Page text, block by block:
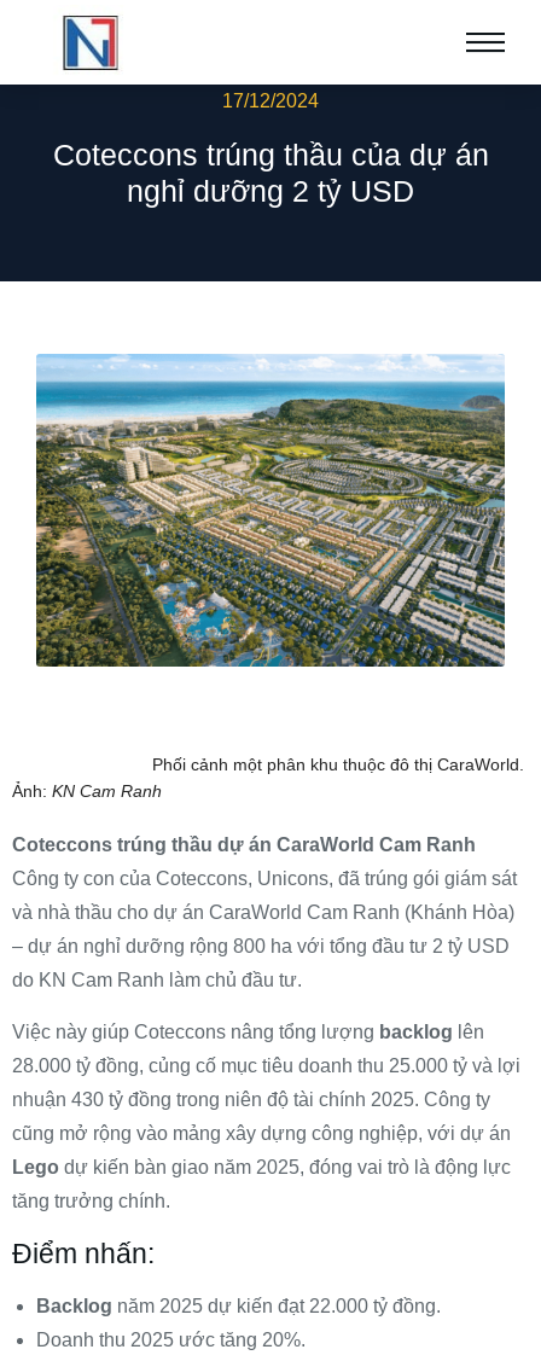
17/12/2024
Coteccons trúng thầu của dự án
nghỉ dưỡng 2 tỷ USD
Phối cảnh một phân khu thuộc đô thị CaraWorld.
Ảnh: KN Cam Ranh
Coteccons trúng thầu dự án CaraWorld Cam Ranh
Công ty con của Coteccons, Unicons, đã trúng gói giám sát
và nhà thầu cho dự án CaraWorld Cam Ranh (Khánh Hòa)
– dự án nghỉ dưỡng rộng 800 ha với tổng đầu tư 2 tỷ USD
do KN Cam Ranh làm chủ đầu tư.
Việc này giúp Coteccons nâng tổng lượng backlog lên
28.000 tỷ đồng, củng cố mục tiêu doanh thu 25.000 tỷ và lợi
nhuận 430 tỷ đồng trong niên độ tài chính 2025. Công ty
cũng mở rộng vào mảng xây dựng công nghiệp, với dự án
Lego dự kiến bàn giao năm 2025, đóng vai trò là động lực
tăng trưởng chính.
Điểm nhấn:
Backlog năm 2025 dự kiến đạt 22.000 tỷ đồng.
Doanh thu 2025 ước tăng 20%.